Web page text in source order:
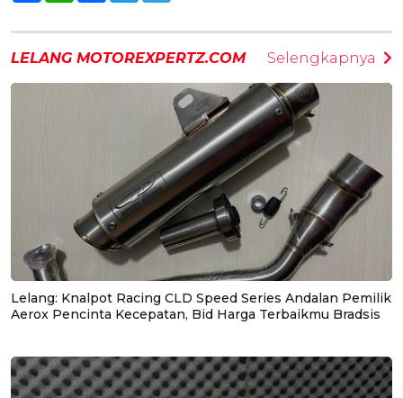
LELANG MOTOREXPERTZ.COM Selengkapnya
Lelang: Knalpot Racing CLD Speed Series Andalan Pemilik
Aerox Pencinta Kecepatan, Bid Harga Terbaikmu Bradsis